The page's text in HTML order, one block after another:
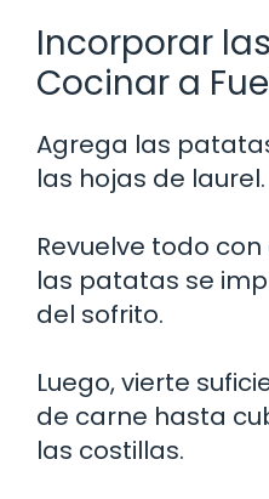
Incorporar
Cocinar a
Agrega las
las hojas de laurel.
Revuelve todo
las patatas se
del sofrito.
Luego, vierte
de carne hasta
las costillas.